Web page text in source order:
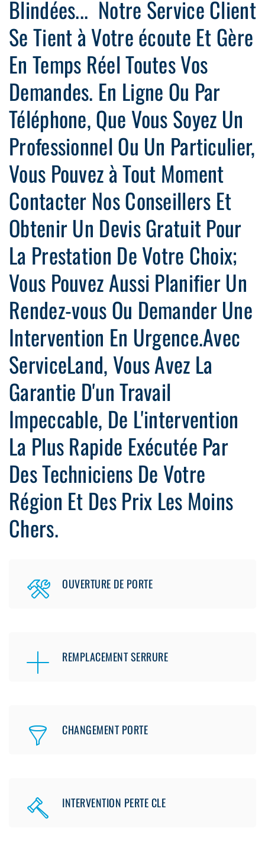
Blindées... Notre Service Client
Se Tient à Votre écoute Et Gère
En Temps Réel Toutes Vos
Demandes. En Ligne Ou Par
Téléphone, Que Vous Soyez Un
Professionnel Ou Un Particulier,
Vous Pouvez à Tout Moment
Contacter Nos Conseillers Et
Obtenir Un Devis Gratuit Pour
La Prestation De Votre Choix;
Vous Pouvez Aussi Planifier Un
Rendez-vous Ou Demander Une
Intervention En Urgence.Avec
ServiceLand, Vous Avez La
Garantie D'un Travail
Impeccable, De L'intervention
La Plus Rapide Exécutée Par
Des Techniciens De Votre
Région Et Des Prix Les Moins
Chers.
OUVERTURE DE PORTE
REMPLACEMENT SERRURE
CHANGEMENT PORTE
INTERVENTION PERTE CLE